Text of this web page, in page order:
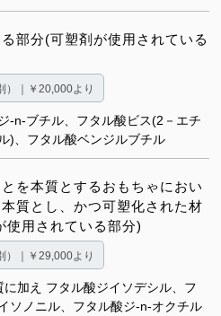
部分(可塑剤が使用されている
）｜￥20,000より
-n-ブチル、フタル酸ビス(2－エチ
)、フタル酸ベンジルブチル
を本質とするおもちゃにおい
質とし、かつ可塑化された材
使用されている部分)
）｜￥29,000より
に加え フタル酸ジイソデシル、フ
ソノニル、フタル酸ジ-n-オクチル